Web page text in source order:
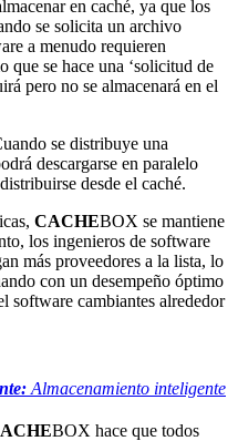
en caché, ya que los
se solicita un archivo
a menudo requieren
que se hace una ‘solicitud de
pero no se almacenará en el
se distribuye una
descargarse en paralelo
desde el caché.
CACHEBOX se mantiene
los ingenieros de software
más proveedores a la lista, lo
con un desempeño óptimo
software cambiantes alrededor
Almacenamiento inteligente
BOX hace que todos